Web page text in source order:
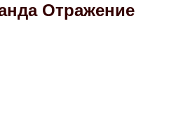
Отражение